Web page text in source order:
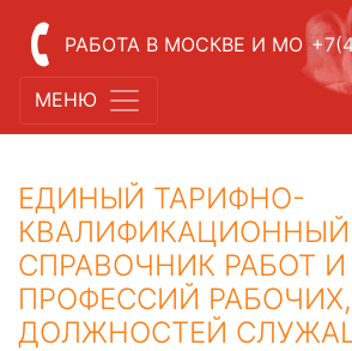
РАБОТА В МОСКВЕ И МО
МЕНЮ
ЕДИНЫЙ ТАРИФНО-
КВАЛИФИКАЦИОННЫЙ
СПРАВОЧНИК РАБОТ И
ПРОФЕССИЙ РАБОЧИХ,
ДОЛЖНОСТЕЙ